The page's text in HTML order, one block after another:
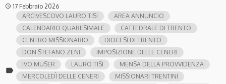
access_time 17 Febbraio 2026
label
ARCIVESCOVO LAURO TISI
AREA ANNUNCIO
CALENDARIO QUARESIMALE
CATTEDRALE DI TRENTO
CENTRO MISSIONARIO
DIOCESI DI TRENTO
DON STEFANO ZENI
IMPOSIZIONE DELLE CENERI
IVO MUSER
LAURO TISI
MENSA DELLA PROVVIDENZA
MERCOLEDÌ DELLE CENERI
MISSIONARI TRENTINI